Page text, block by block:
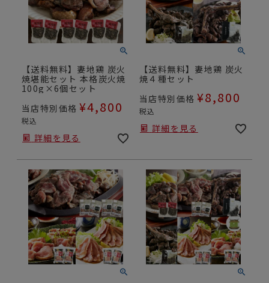
【送料無料】妻地鶏 炭火
焼堪能セット 本格炭火焼
100g×6個セット
当店特別価格 ¥4,800
税込
詳細を見る
【送料無料】妻地鶏 炭火
焼４種セット
当店特別価格 ¥8,800
税込
詳細を見る